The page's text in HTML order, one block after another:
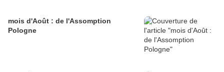
mois d'Août : de l'Assomption
Pologne